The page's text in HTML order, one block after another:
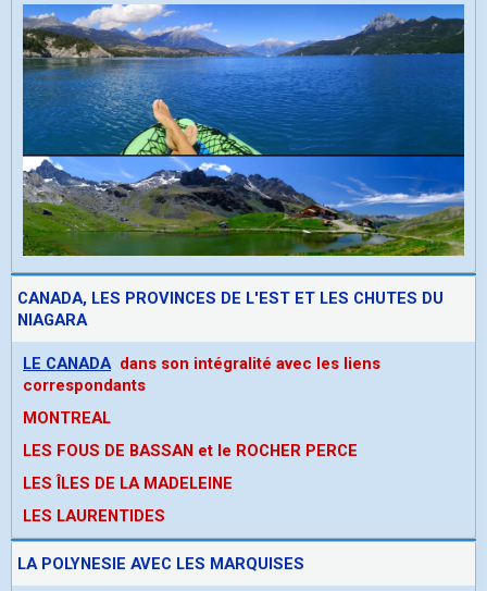
CANADA, LES PROVINCES DE L'EST ET LES CHUTES DU
NIAGARA
LE CANADA dans son intégralité avec les liens
correspondants
MONTREAL
LES FOUS DE BASSAN et le ROCHER PERCE
LES ÎLES DE LA MADELEINE
LES LAURENTIDES
LA POLYNESIE AVEC LES MARQUISES